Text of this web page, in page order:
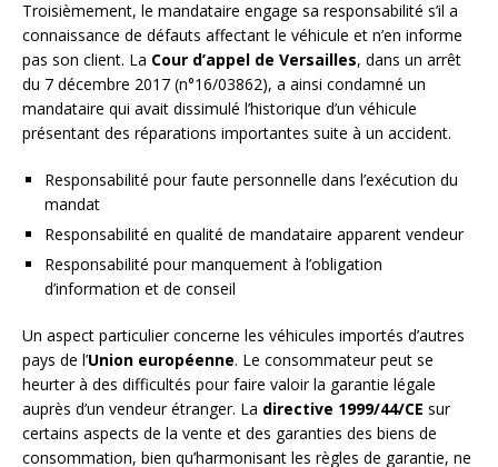
Troisièmement, le mandataire engage sa responsabilité s’il a
connaissance de défauts affectant le véhicule et n’en informe
pas son client. La Cour d’appel de Versailles, dans un arrêt
du 7 décembre 2017 (n°16/03862), a ainsi condamné un
mandataire qui avait dissimulé l’historique d’un véhicule
présentant des réparations importantes suite à un accident.
Responsabilité pour faute personnelle dans l’exécution du
mandat
Responsabilité en qualité de mandataire apparent vendeur
Responsabilité pour manquement à l’obligation
d’information et de conseil
Un aspect particulier concerne les véhicules importés d’autres
pays de l’Union européenne. Le consommateur peut se
heurter à des difficultés pour faire valoir la garantie légale
auprès d’un vendeur étranger. La directive 1999/44/CE sur
certains aspects de la vente et des garanties des biens de
consommation, bien qu’harmonisant les règles de garantie, ne